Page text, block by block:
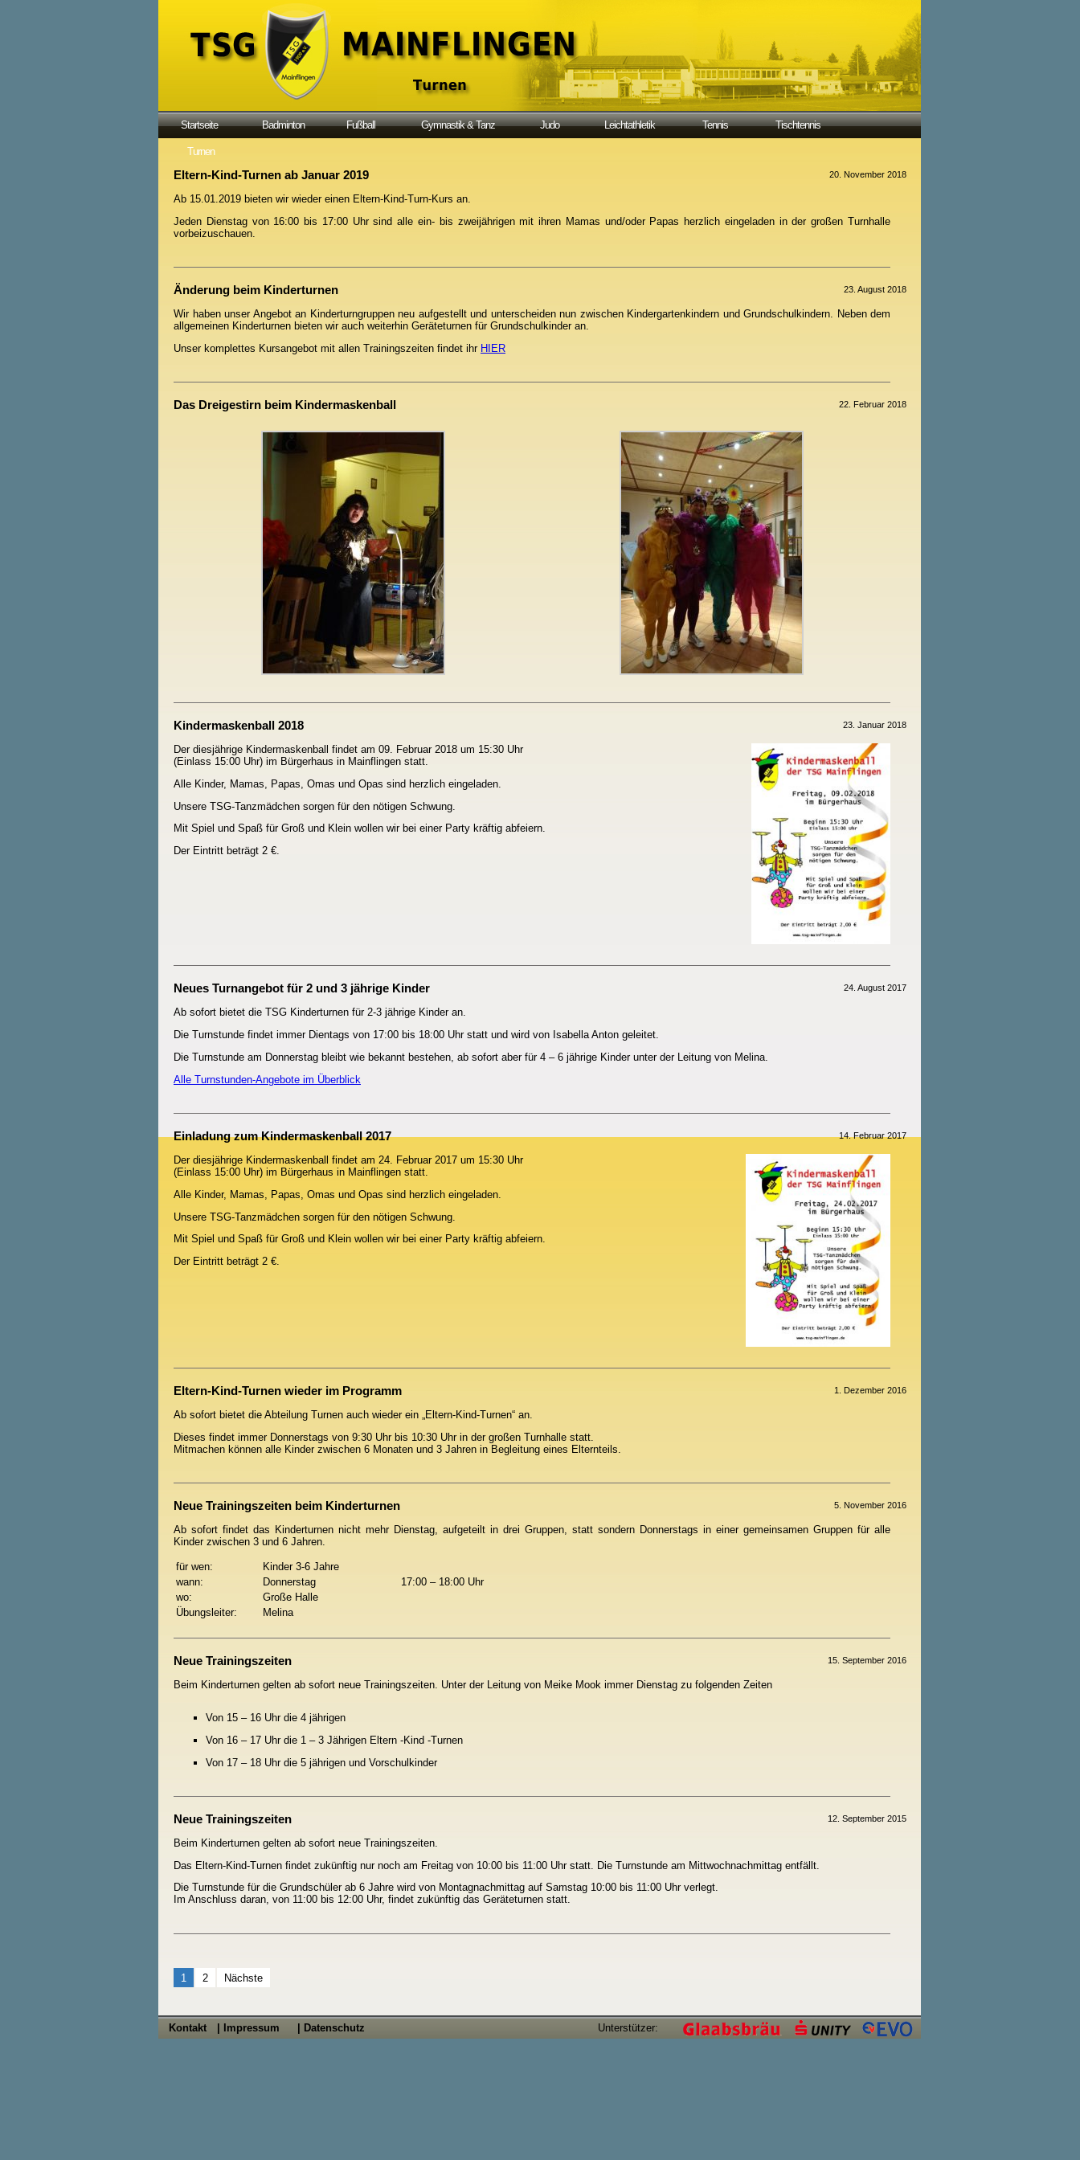
Startseite Badminton Fußball Gymnastik & Tanz Judo Leichtathletik Tennis Tischtennis
Turnen
Eltern-Kind-Turnen ab Januar 2019 20. November 2018
Ab 15.01.2019 bieten wir wieder einen Eltern-Kind-Turn-Kurs an.
Jeden Dienstag von 16:00 bis 17:00 Uhr sind alle ein- bis zweijährigen mit ihren Mamas und/oder Papas herzlich eingeladen in der großen Turnhalle
vorbeizuschauen.
Änderung beim Kinderturnen 23. August 2018
Wir haben unser Angebot an Kinderturngruppen neu aufgestellt und unterscheiden nun zwischen Kindergartenkindern und Grundschulkindern. Neben dem
allgemeinen Kinderturnen bieten wir auch weiterhin Geräteturnen für Grundschulkinder an.
Unser komplettes Kursangebot mit allen Trainingszeiten findet ihr HIER
Das Dreigestirn beim Kindermaskenball 22. Februar 2018
Kindermaskenball 2018 23. Januar 2018
Der diesjährige Kindermaskenball findet am 09. Februar 2018 um 15:30 Uhr
(Einlass 15:00 Uhr) im Bürgerhaus in Mainflingen statt.
Alle Kinder, Mamas, Papas, Omas und Opas sind herzlich eingeladen.
Unsere TSG-Tanzmädchen sorgen für den nötigen Schwung.
Mit Spiel und Spaß für Groß und Klein wollen wir bei einer Party kräftig abfeiern.
Der Eintritt beträgt 2 €.
Neues Turnangebot für 2 und 3 jährige Kinder 24. August 2017
Ab sofort bietet die TSG Kinderturnen für 2-3 jährige Kinder an.
Die Turnstunde findet immer Dientags von 17:00 bis 18:00 Uhr statt und wird von Isabella Anton geleitet.
Die Turnstunde am Donnerstag bleibt wie bekannt bestehen, ab sofort aber für 4 – 6 jährige Kinder unter der Leitung von Melina.
Alle Turnstunden-Angebote im Überblick
Einladung zum Kindermaskenball 2017 14. Februar 2017
Der diesjährige Kindermaskenball findet am 24. Februar 2017 um 15:30 Uhr
(Einlass 15:00 Uhr) im Bürgerhaus in Mainflingen statt.
Alle Kinder, Mamas, Papas, Omas und Opas sind herzlich eingeladen.
Unsere TSG-Tanzmädchen sorgen für den nötigen Schwung.
Mit Spiel und Spaß für Groß und Klein wollen wir bei einer Party kräftig abfeiern.
Der Eintritt beträgt 2 €.
Eltern-Kind-Turnen wieder im Programm 1. Dezember 2016
Ab sofort bietet die Abteilung Turnen auch wieder ein „Eltern-Kind-Turnen“ an.
Dieses findet immer Donnerstags von 9:30 Uhr bis 10:30 Uhr in der großen Turnhalle statt.
Mitmachen können alle Kinder zwischen 6 Monaten und 3 Jahren in Begleitung eines Elternteils.
Neue Trainingszeiten beim Kinderturnen 5. November 2016
Ab sofort findet das Kinderturnen nicht mehr Dienstag, aufgeteilt in drei Gruppen, statt sondern Donnerstags in einer gemeinsamen Gruppen für alle
Kinder zwischen 3 und 6 Jahren.
für wen:
Kinder 3-6 Jahre
wann:
Donnerstag
17:00 – 18:00 Uhr
wo:
Große Halle
Übungsleiter:
Melina
Neue Trainingszeiten 15. September 2016
Beim Kinderturnen gelten ab sofort neue Trainingszeiten. Unter der Leitung von Meike Mook immer Dienstag zu folgenden Zeiten
Von 15 – 16 Uhr die 4 jährigen
Von 16 – 17 Uhr die 1 – 3 Jährigen Eltern -Kind -Turnen
Von 17 – 18 Uhr die 5 jährigen und Vorschulkinder
Neue Trainingszeiten 12. September 2015
Beim Kinderturnen gelten ab sofort neue Trainingszeiten.
Das Eltern-Kind-Turnen findet zukünftig nur noch am Freitag von 10:00 bis 11:00 Uhr statt. Die Turnstunde am Mittwochnachmittag entfällt.
Die Turnstunde für die Grundschüler ab 6 Jahre wird von Montagnachmittag auf Samstag 10:00 bis 11:00 Uhr verlegt.
Im Anschluss daran, von 11:00 bis 12:00 Uhr, findet zukünftig das Geräteturnen statt.
Beitragsnavigation
1 2 Nächste
Unterstützer:
Kontakt | Impressum | Datenschutz